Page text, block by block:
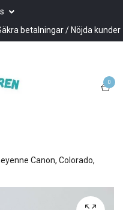
betalningar / Nöjda kunder
0
Canon, Colorado,